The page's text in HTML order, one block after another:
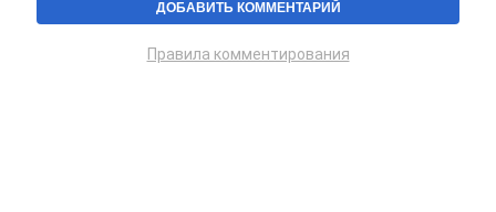
Правила комментирования